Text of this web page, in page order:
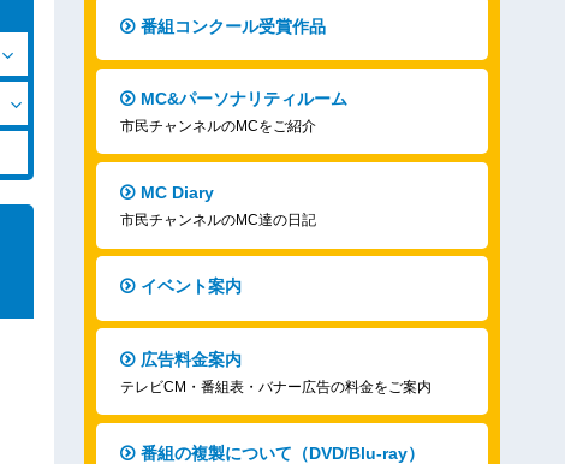
番組コンクール受賞作品
MC&パーソナリティルーム
市民チャンネルのMCをご紹介
MC Diary
市民チャンネルのMC達の日記
イベント案内
広告料金案内
テレビCM・番組表・バナー広告の料金をご案内
番組の複製について（DVD/Blu-ray）